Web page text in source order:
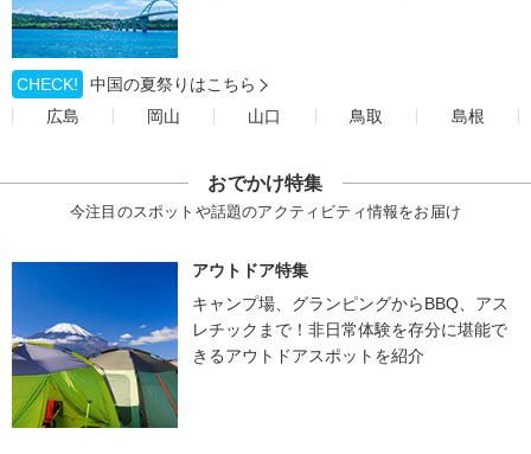
CHECK!
中国の夏祭りはこちら
広島
岡山 山口 鳥取 島根
おでかけ特集
今注目のスポットや話題のアクティビティ情報をお届け
アウトドア特集
キャンプ場、グランピングからBBQ、アス
レチックまで！非日常体験を存分に堪能で
きるアウトドアスポットを紹介